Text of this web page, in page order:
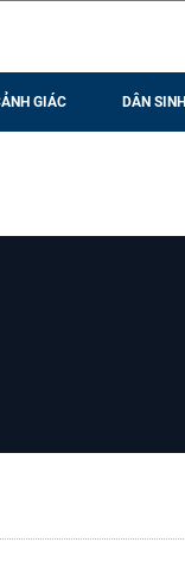
GIÁC DÂN SINH